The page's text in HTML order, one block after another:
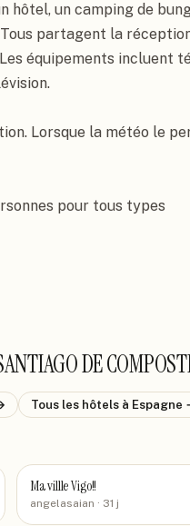
hôtel, un camping de
partagent la
équipements incluent
Lorsque la météo le
pour tous types
DE
Tous les hôtels à Espagne
Ma villle Vigo!!
angelasaian · 31 j